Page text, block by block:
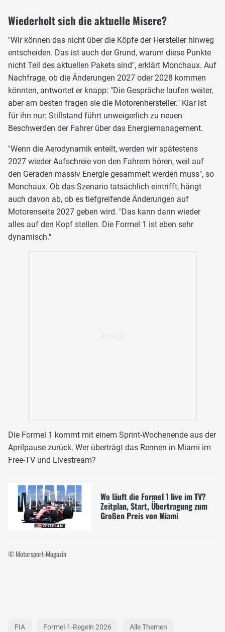
Wiederholt sich die aktuelle Misere?
"Wir können das nicht über die Köpfe der Hersteller hinweg
entscheiden. Das ist auch der Grund, warum diese Punkte
nicht Teil des aktuellen Pakets sind", erklärt Monchaux. Auf
Nachfrage, ob die Änderungen 2027 oder 2028 kommen
könnten, antwortet er knapp: "Die Gespräche laufen weiter,
aber am besten fragen sie die Motorenhersteller." Klar ist
für ihn nur: Stillstand führt unweigerlich zu neuen
Beschwerden der Fahrer über das Energiemanagement.
"Wenn die Aerodynamik enteilt, werden wir spätestens
2027 wieder Aufschreie von den Fahrern hören, weil auf
den Geraden massiv Energie gesammelt werden muss", so
Monchaux. Ob das Szenario tatsächlich eintrifft, hängt
auch davon ab, ob es tiefgreifende Änderungen auf
Motorenseite 2027 geben wird. "Das kann dann wieder
alles auf den Kopf stellen. Die Formel 1 ist eben sehr
dynamisch."
Die Formel 1 kommt mit einem Sprint-Wochenende aus der
Aprilpause zurück. Wer überträgt das Rennen in Miami im
Free-TV und Livestream?
Wo läuft die Formel 1 live im TV?
Zeitplan, Start, Übertragung zum
Großen Preis von Miami
© Motorsport-Magazin
FIA Formel-1-Regeln 2026 Alle Themen